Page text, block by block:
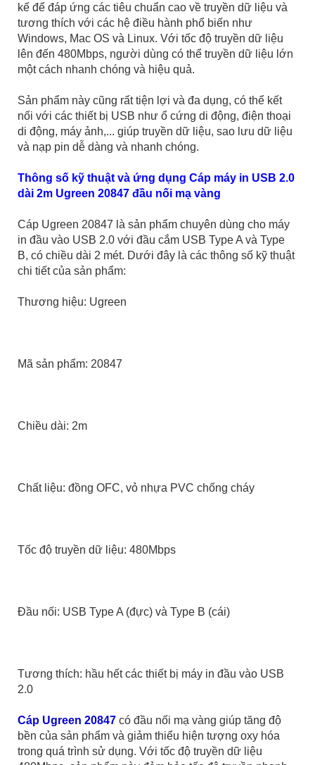
kế để đáp ứng các tiêu chuẩn cao về truyền dữ liệu và
tương thích với các hệ điều hành phổ biến như
Windows, Mac OS và Linux. Với tốc độ truyền dữ liệu
lên đến 480Mbps, người dùng có thể truyền dữ liệu lớn
một cách nhanh chóng và hiệu quả.
Sản phẩm này cũng rất tiện lợi và đa dụng, có thể kết
nối với các thiết bị USB như ổ cứng di động, điện thoại
di động, máy ảnh,... giúp truyền dữ liệu, sao lưu dữ liệu
và nạp pin dễ dàng và nhanh chóng.
Thông số kỹ thuật và ứng dụng Cáp máy in USB 2.0
dài 2m Ugreen 20847 đầu nối mạ vàng
Cáp Ugreen 20847 là sản phẩm chuyên dùng cho máy
in đầu vào USB 2.0 với đầu cắm USB Type A và Type
B, có chiều dài 2 mét. Dưới đây là các thông số kỹ thuật
chi tiết của sản phẩm:
Thương hiệu: Ugreen
Mã sản phẩm: 20847
Chiều dài: 2m
Chất liệu: đồng OFC, vỏ nhựa PVC chống cháy
Tốc độ truyền dữ liệu: 480Mbps
Đầu nối: USB Type A (đực) và Type B (cái)
Tương thích: hầu hết các thiết bị máy in đầu vào USB
2.0
Cáp Ugreen 20847 có đầu nối mạ vàng giúp tăng độ
bền của sản phẩm và giảm thiểu hiện tượng oxy hóa
trong quá trình sử dụng. Với tốc độ truyền dữ liệu